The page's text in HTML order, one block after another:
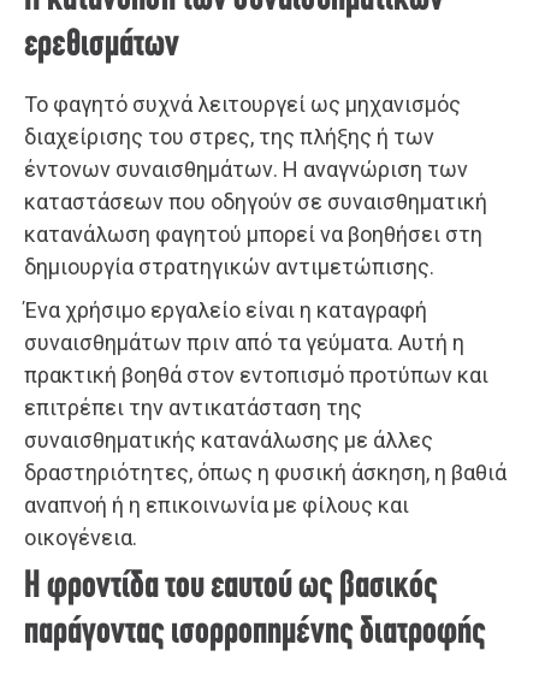
ερεθισμάτων
Το φαγητό συχνά λειτουργεί ως μηχανισμός
διαχείρισης του στρες, της πλήξης ή των
έντονων συναισθημάτων. Η αναγνώριση των
καταστάσεων που οδηγούν σε συναισθηματική
κατανάλωση φαγητού μπορεί να βοηθήσει στη
δημιουργία στρατηγικών αντιμετώπισης.
Ένα χρήσιμο εργαλείο είναι η καταγραφή
συναισθημάτων πριν από τα γεύματα. Αυτή η
πρακτική βοηθά στον εντοπισμό προτύπων και
επιτρέπει την αντικατάσταση της
συναισθηματικής κατανάλωσης με άλλες
δραστηριότητες, όπως η φυσική άσκηση, η βαθιά
αναπνοή ή η επικοινωνία με φίλους και
οικογένεια.
Η φροντίδα του εαυτού ως βασικός
παράγοντας ισορροπημένης διατροφής